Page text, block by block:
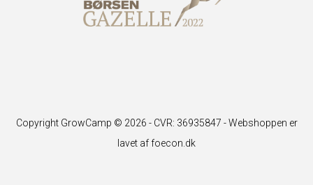
Copyright GrowCamp © 2026 - CVR: 36935847 -Webshoppen er
lavet af foecon.dk